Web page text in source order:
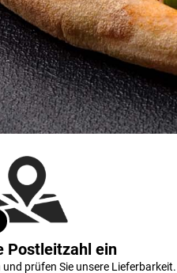
Postleitzahl ein
und prüfen Sie unsere Lieferbarkeit.